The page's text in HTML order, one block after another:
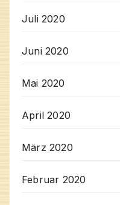
Juli 2020
Juni 2020
Mai 2020
April 2020
März 2020
Februar 2020